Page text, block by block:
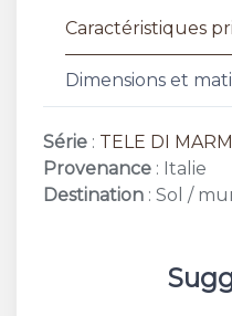
Caractéristiques
Dimensions et
Série : TELE DI
Provenance : Italie
Destination : Sol /